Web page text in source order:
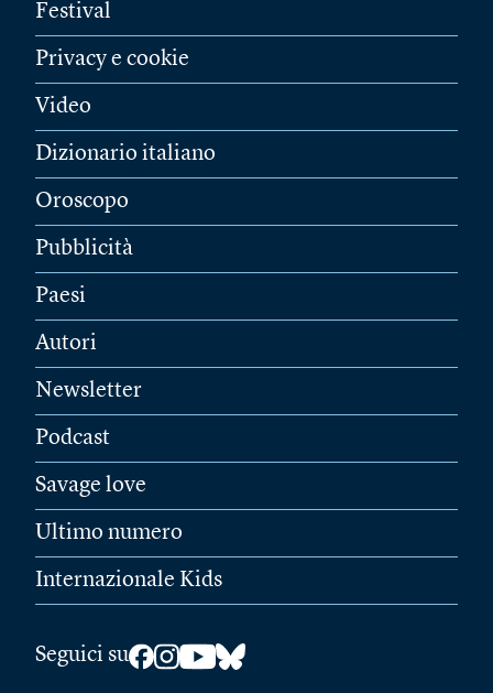
Festival
Privacy e cookie
Video
Dizionario italiano
Oroscopo
Pubblicità
Paesi
Autori
Newsletter
Podcast
Savage love
Ultimo numero
Internazionale Kids
Seguici su